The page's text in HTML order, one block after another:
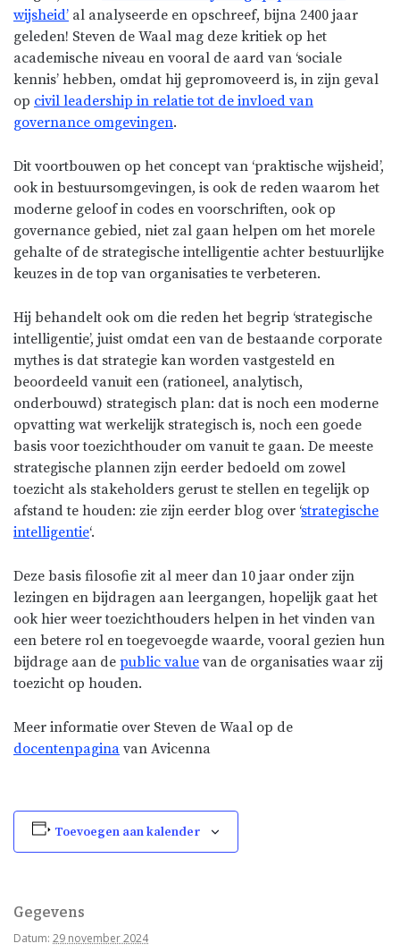
wijsheid’ al analyseerde en opschreef, bijna 2400 jaar
geleden! Steven de Waal mag deze kritiek op het
academische niveau en vooral de aard van ‘sociale
kennis’ hebben, omdat hij gepromoveerd is, in zijn geval
op civil leadership in relatie tot de invloed van
governance omgevingen.
Dit voortbouwen op het concept van ‘praktische wijsheid’,
ook in bestuursomgevingen, is ook de reden waarom het
moderne geloof in codes en voorschriften, ook op
governance gebied, niet zal gaan helpen om het morele
gehalte of de strategische intelligentie achter bestuurlijke
keuzes in de top van organisaties te verbeteren.
Hij behandelt ook om die reden het begrip ‘strategische
intelligentie’, juist omdat een van de bestaande corporate
mythes is dat strategie kan worden vastgesteld en
beoordeeld vanuit een (rationeel, analytisch,
onderbouwd) strategisch plan: dat is noch een moderne
opvatting wat werkelijk strategisch is, noch een goede
basis voor toezichthouder om vanuit te gaan. De meeste
strategische plannen zijn eerder bedoeld om zowel
toezicht als stakeholders gerust te stellen en tegelijk op
afstand te houden: zie zijn eerder blog over ‘strategische
intelligentie‘.
Deze basis filosofie zit al meer dan 10 jaar onder zijn
lezingen en bijdragen aan leergangen, hopelijk gaat het
ook hier weer toezichthouders helpen in het vinden van
een betere rol en toegevoegde waarde, vooral gezien hun
bijdrage aan de public value van de organisaties waar zij
toezicht op houden.
Meer informatie over Steven de Waal op de
docentenpagina van Avicenna
Toevoegen aan kalender
Gegevens
Datum: 29 november 2024